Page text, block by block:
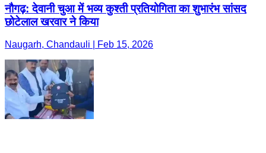
नौगढ़: देवानी चुआ में भव्य कुश्ती प्रतियोगिता का शुभारंभ सांसद
छोटेलाल खरवार ने किया
Naugarh, Chandauli | Feb 15, 2026